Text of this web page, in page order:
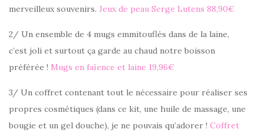
merveilleux souvenirs. Jeux de peau Serge Lutens 88,90€
2/ Un ensemble de 4 mugs emmitouflés dans de la laine,
c’est joli et surtout ça garde au chaud notre boisson
préférée ! Mugs en faïence et laine 19,96€
3/ Un coffret contenant tout le nécessaire pour réaliser ses
propres cosmétiques (dans ce kit, une huile de massage, une
bougie et un gel douche), je ne pouvais qu’adorer ! Coffret